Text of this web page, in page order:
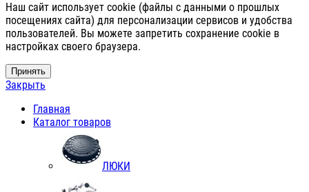
Наш сайт использует cookie (файлы с данными о прошлых
посещениях сайта) для персонализации сервисов и удобства
пользователей. Вы можете запретить сохранение cookie в
настройках своего браузера.
Принять
Закрыть
Главная
Каталог товаров
ЛЮКИ